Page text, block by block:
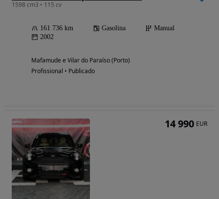
1598 cm3 • 115 cv
161 736 km Gasolina
Manual
2002
Mafamude e Vilar do Paraíso (Porto)
Profissional • Publicado
14 990 EUR